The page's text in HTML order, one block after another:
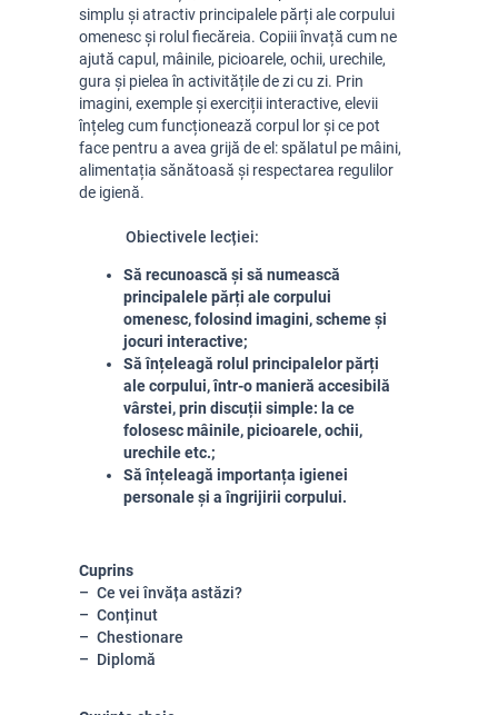
simplu și atractiv principalele părți ale corpului
omenesc și rolul fiecăreia. Copiii învață cum ne
ajută capul, mâinile, picioarele, ochii, urechile,
gura și pielea în activitățile de zi cu zi. Prin
imagini, exemple și exerciții interactive, elevii
înțeleg cum funcționează corpul lor și ce pot
face pentru a avea grijă de el: spălatul pe mâini,
alimentația sănătoasă și respectarea regulilor
de igienă.
Obiectivele lecției:
Să recunoască și să numească
principalele părți ale corpului
omenesc, folosind imagini, scheme și
jocuri interactive;
Să înțeleagă rolul principalelor părți
ale corpului, într-o manieră accesibilă
vârstei, prin discuții simple: la ce
folosesc mâinile, picioarele, ochii,
urechile etc.;
Să înțeleagă importanța igienei
personale și a îngrijirii corpului.
Cuprins
Ce vei învăța astăzi?
Conținut
Chestionare
Diplomă